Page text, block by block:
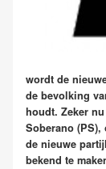
wordt de
de bevolking
houdt. Zeker
Soberano
de nieuwe
bekend te